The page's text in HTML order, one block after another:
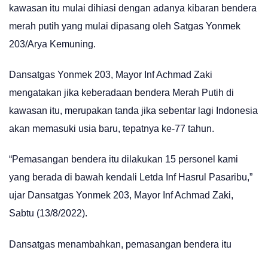
kawasan itu mulai dihiasi dengan adanya kibaran bendera
merah putih yang mulai dipasang oleh Satgas Yonmek
203/Arya Kemuning.
Dansatgas Yonmek 203, Mayor Inf Achmad Zaki
mengatakan jika keberadaan bendera Merah Putih di
kawasan itu, merupakan tanda jika sebentar lagi Indonesia
akan memasuki usia baru, tepatnya ke-77 tahun.
“Pemasangan bendera itu dilakukan 15 personel kami
yang berada di bawah kendali Letda Inf Hasrul Pasaribu,”
ujar Dansatgas Yonmek 203, Mayor Inf Achmad Zaki,
Sabtu (13/8/2022).
Dansatgas menambahkan, pemasangan bendera itu